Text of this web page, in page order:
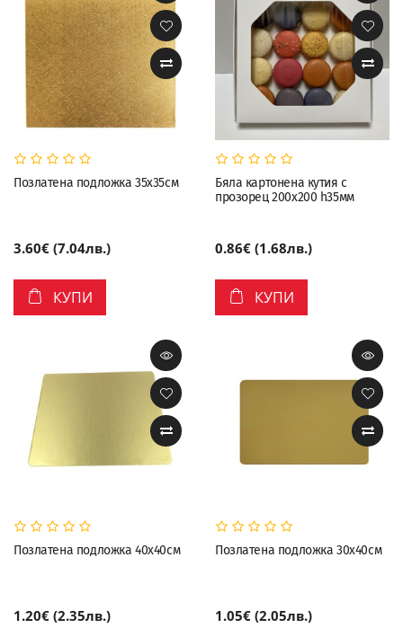
Позлатена подложка 35х35см
3.60€ (7.04лв.)
КУПИ
Бяла картонена кутия с
прозорец 200х200 h35мм
0.86€ (1.68лв.)
КУПИ
Позлатена подложка 40х40см
1.20€ (2.35лв.)
Позлатена подложка 30х40см
1.05€ (2.05лв.)